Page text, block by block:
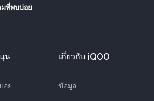
มที่พบบ่อย
น
อย
เกี่ยวกับ iQOO
ข้อมูล